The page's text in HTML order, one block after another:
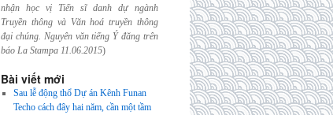
nhận học vị Tiến sĩ danh dự ngành
Truyền thông và Văn hoá truyền thông
đại chúng. Nguyên văn tiếng Ý đăng trên
báo La Stampa 11.06.2015)
Bài viết mới
Sau lễ động thổ Dự án Kênh Funan
Techo cách đây hai năm, cần một tầm